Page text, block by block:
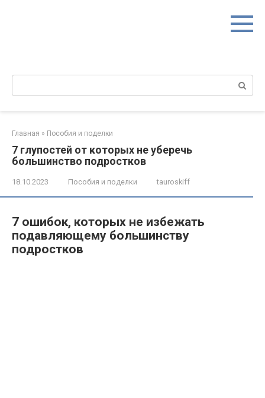
Поиск:
Главная » Пособия и поделки
7 глупостей от которых не уберечь
большинство подростков
18.10.2023 Пособия и поделки tauroskiff
7 ошибок, которых не избежать
подавляющему большинству
подростков